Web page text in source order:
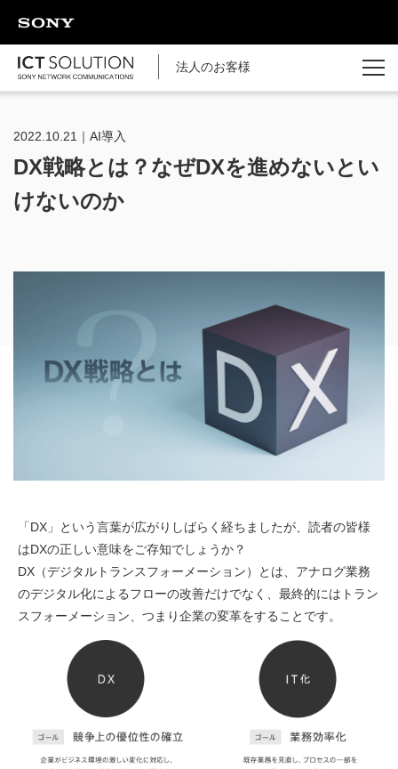
法人のお客様
2022.10.21｜AI導入
DX戦略とは？なぜDXを進めないとい
けないのか
「DX」という言葉が広がりしばらく経ちましたが、読者の皆様
はDXの正しい意味をご存知でしょうか？
DX（デジタルトランスフォーメーション）とは、アナログ業務
のデジタル化によるフローの改善だけでなく、最終的にはトラン
スフォーメーション、つまり企業の変革をすることです。